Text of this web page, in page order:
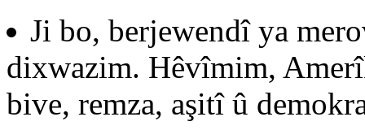
Ji bo, berjewendî ya
dixwazim. Hêvîmim,
bive, remza, aşitî û